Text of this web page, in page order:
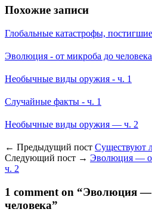
Похожие записи
Глобальные катастрофы,
Эволюция - от микроба до
Необычные виды оружия - ч. 1
Случайные факты - ч. 1
Необычные виды оружия — ч. 2
← Предыдущий пост Существуют
Следующий пост → Эволюция —
ч. 2
1 comment on “Эволюция —
человека”